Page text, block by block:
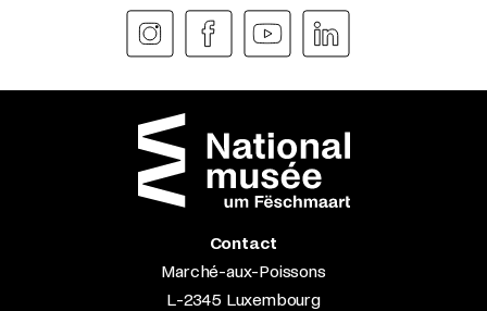
Contact
Marché-aux-Poissons
L-2345 Luxembourg